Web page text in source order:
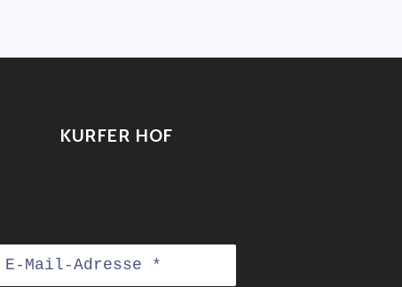
KURFER HOF